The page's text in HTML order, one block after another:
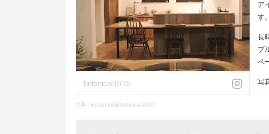
botanical.0715
出典： instagram(@botanical.0715)
ア
す
長
ブ
ペ
写